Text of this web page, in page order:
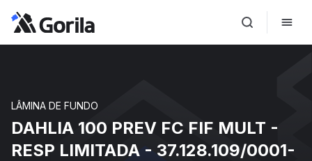
LÂMINA DE FUNDO
DAHLIA 100 PREV FC FIF MULT -
RESP LIMITADA - 37.128.109/0001-